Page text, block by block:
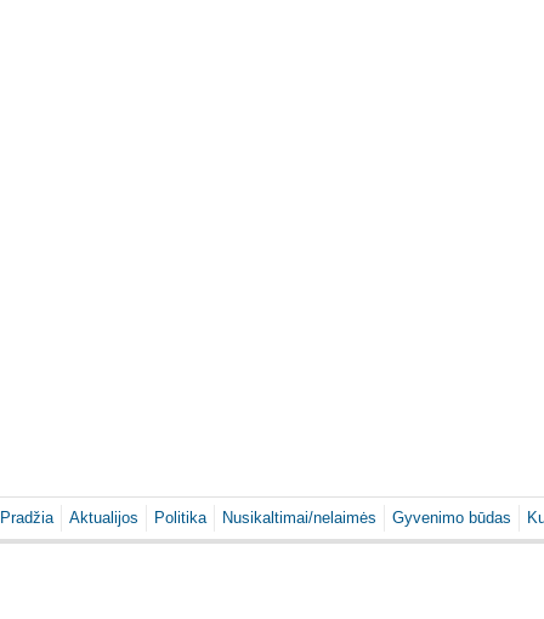
Pradžia Aktualijos Politika Nusikaltimai/nelaimės Gyvenimo būdas